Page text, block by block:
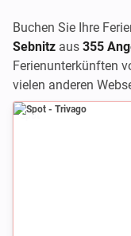
Buchen Sie Ihre
Sebnitz aus 355
Ferienunterkünften
vielen anderen
Spot